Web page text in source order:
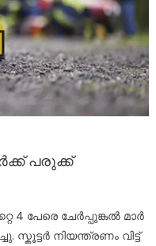
പരുക്ക്
4 പേരെ ചേർപ്പുങ്കൽ മാർ
സ്കൂട്ടർ നിയന്ത്രണം വിട്ട്